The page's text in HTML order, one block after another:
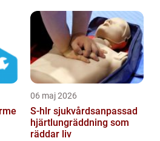
06 maj 2026
S-hlr sjukvårdsanpassad
hjärtlungräddning som
räddar liv